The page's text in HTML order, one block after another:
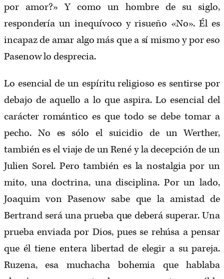
por amor?» Y como un hombre de su siglo,
respondería un inequívoco y risueño «No». Él es
incapaz de amar algo más que a sí mismo y por eso
Pasenow lo desprecia.
Lo esencial de un espíritu religioso es sentirse por
debajo de aquello a lo que aspira. Lo esencial del
carácter romántico es que todo se debe tomar a
pecho. No es sólo el suicidio de un Werther,
también es el viaje de un René y la decepción de un
Julien Sorel. Pero también es la nostalgia por un
mito, una doctrina, una disciplina. Por un lado,
Joaquim von Pasenow sabe que la amistad de
Bertrand será una prueba que deberá superar. Una
prueba enviada por Dios, pues se rehúsa a pensar
que él tiene entera libertad de elegir a su pareja.
Ruzena, esa muchacha bohemia que hablaba